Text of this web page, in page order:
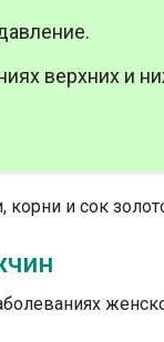
верхних и
корни и сок